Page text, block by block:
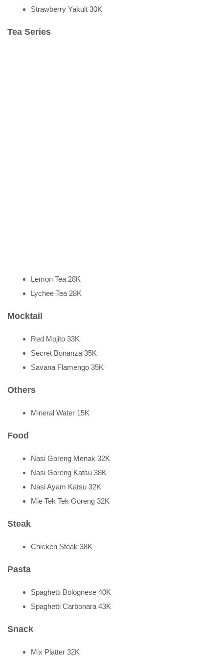
Strawberry Yakult 30K
Tea Series
Lemon Tea 28K
Lychee Tea 28K
Mocktail
Red Mojito 33K
Secret Bonanza 35K
Savana Flamengo 35K
Others
Mineral Water 15K
Food
Nasi Goreng Menak 32K
Nasi Goreng Katsu 38K
Nasi Ayam Katsu 32K
Mie Tek Tek Goreng 32K
Steak
Chicken Steak 38K
Pasta
Spaghetti Bolognese 40K
Spaghetti Carbonara 43K
Snack
Mix Platter 32K